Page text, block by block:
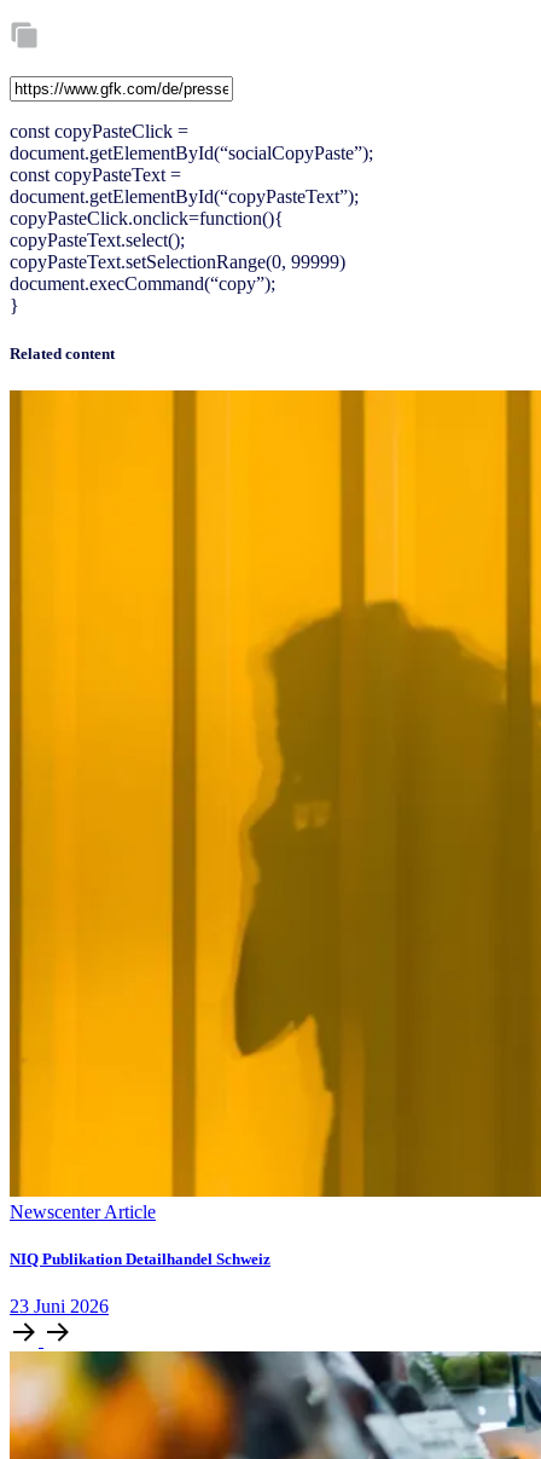
const copyPasteClick =
document.getElementById(“socialCopyPaste”);
const copyPasteText =
document.getElementById(“copyPasteText”);
copyPasteClick.onclick=function(){
copyPasteText.select();
copyPasteText.setSelectionRange(0, 99999)
document.execCommand(“copy”);
}
Related content
Newscenter Article
NIQ Publikation Detailhandel Schweiz
23 Juni 2026